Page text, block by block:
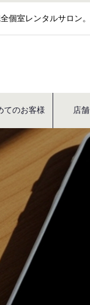
個室レンタルサロン
てのお客様 店